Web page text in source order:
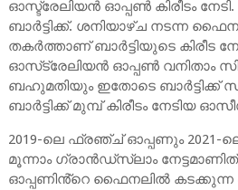
ഓസ്ട്രേലിയന്‍ ഓപ്പണ്‍ കിരീടം
ബാര്‍ട്ടിക്ക്. ശനിയാഴ്ച നടന്ന
തകര്‍ത്താണ് ബാര്‍ട്ടിയുടെ കിരീട
ഓസ്‌ട്രേലിയന്‍ ഓപ്പണ്‍ വനിതാം
ബഹുമതിയും ഇതോടെ ബാര്‍ട്ടിക്ക്
ബാര്‍ട്ടിക്ക് മുമ്പ് കിരീടം നേടിയ
2019-ലെ ഫ്രഞ്ച് ഓപ്പണും 2021-ലെ
മൂന്നാം ഗ്രാന്‍ഡ്സ്ലാം
ഓപ്പണിൻ്റെ ഫൈനലില്‍ കടക്കുന്ന